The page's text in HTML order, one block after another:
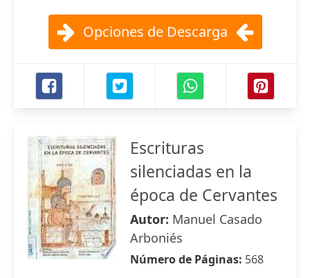
Opciones de Descarga
Escrituras
silenciadas en la
época de Cervantes
Autor: Manuel Casado
Arboniés
Número de Páginas: 568